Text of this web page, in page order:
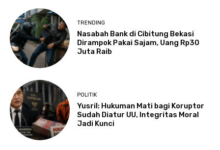
TRENDING
Nasabah Bank di Cibitung Bekasi
Dirampok Pakai Sajam, Uang Rp30
Juta Raib
POLITIK
Yusril: Hukuman Mati bagi Koruptor
Sudah Diatur UU, Integritas Moral
Jadi Kunci